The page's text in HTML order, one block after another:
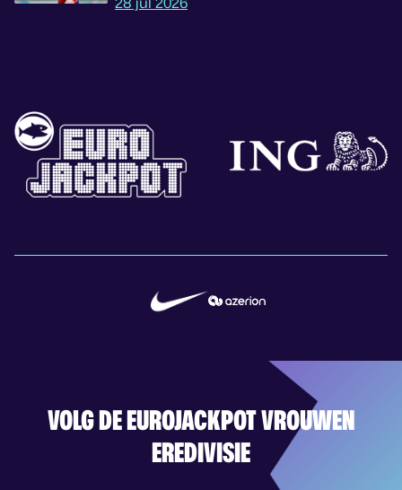
VOLG DE EUROJACKPOT VROUWEN
EREDIVISIE